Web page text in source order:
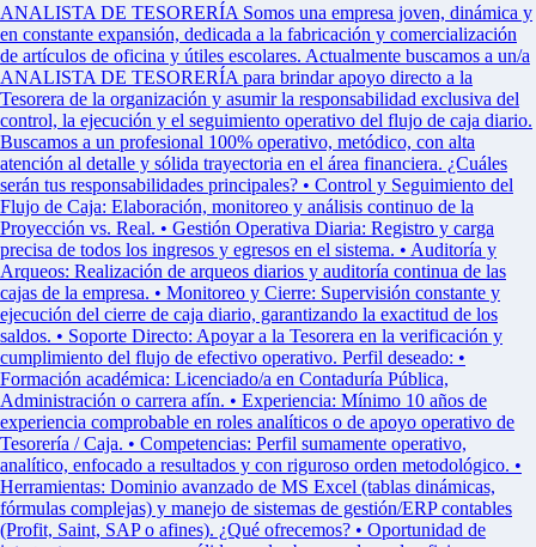
ANALISTA DE TESORERÍA Somos una empresa joven, dinámica y
en constante expansión, dedicada a la fabricación y comercialización
de artículos de oficina y útiles escolares. Actualmente buscamos a un/a
ANALISTA DE TESORERÍA para brindar apoyo directo a la
Tesorera de la organización y asumir la responsabilidad exclusiva del
control, la ejecución y el seguimiento operativo del flujo de caja diario.
Buscamos a un profesional 100% operativo, metódico, con alta
atención al detalle y sólida trayectoria en el área financiera. ¿Cuáles
serán tus responsabilidades principales? • Control y Seguimiento del
Flujo de Caja: Elaboración, monitoreo y análisis continuo de la
Proyección vs. Real. • Gestión Operativa Diaria: Registro y carga
precisa de todos los ingresos y egresos en el sistema. • Auditoría y
Arqueos: Realización de arqueos diarios y auditoría continua de las
cajas de la empresa. • Monitoreo y Cierre: Supervisión constante y
ejecución del cierre de caja diario, garantizando la exactitud de los
saldos. • Soporte Directo: Apoyar a la Tesorera en la verificación y
cumplimiento del flujo de efectivo operativo. Perfil deseado: •
Formación académica: Licenciado/a en Contaduría Pública,
Administración o carrera afín. • Experiencia: Mínimo 10 años de
experiencia comprobable en roles analíticos o de apoyo operativo de
Tesorería / Caja. • Competencias: Perfil sumamente operativo,
analítico, enfocado a resultados y con riguroso orden metodológico. •
Herramientas: Dominio avanzado de MS Excel (tablas dinámicas,
fórmulas complejas) y manejo de sistemas de gestión/ERP contables
(Profit, Saint, SAP o afines). ¿Qué ofrecemos? • Oportunidad de